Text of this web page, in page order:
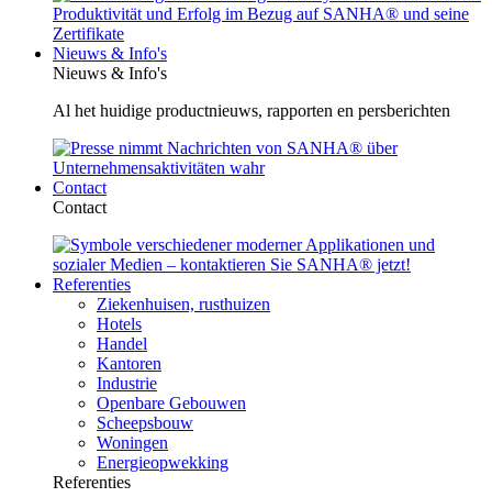
Nieuws & Info's
Nieuws & Info's
Al het huidige productnieuws, rapporten en persberichten
Contact
Contact
Referenties
Ziekenhuisen, rusthuizen
Hotels
Handel
Kantoren
Industrie
Openbare Gebouwen
Scheepsbouw
Woningen
Energieopwekking
Referenties